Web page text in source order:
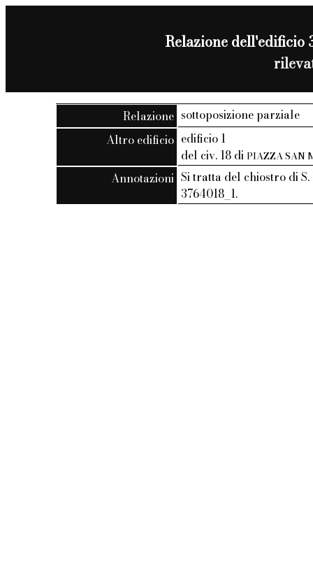
Relazione dell'edificio
Relazione sottoposizione parziale
Altro edificio edificio 1
del civ. 18 diPIAZZA SAN
Annotazioni Si tratta del chiostro di
3764018_1.